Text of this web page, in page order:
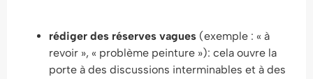
rédiger des réserves vagues (exemple : « à
revoir », « problème peinture »): cela ouvre la
porte à des discussions interminables et à des